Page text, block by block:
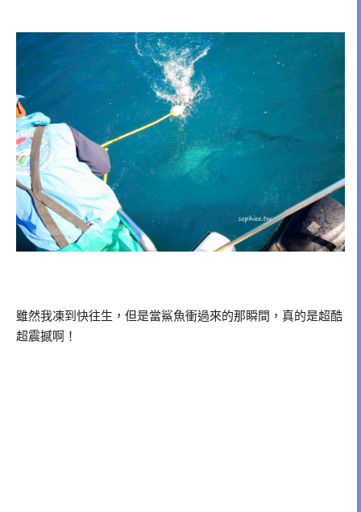
雖然我凍到快往生，但是當鯊魚衝過來的那瞬間，真的是超酷
超震撼啊！